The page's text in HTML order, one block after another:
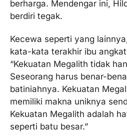
berharga. Mendengar ini,
berdiri tegak.
Kecewa seperti yang
kata-kata terakhir ibu
“Kekuatan Megalith tidak
Seseorang harus benar-
batiniahnya. Kekuatan
memiliki makna uniknya
Kekuatan Megalith adalah
seperti batu besar.”